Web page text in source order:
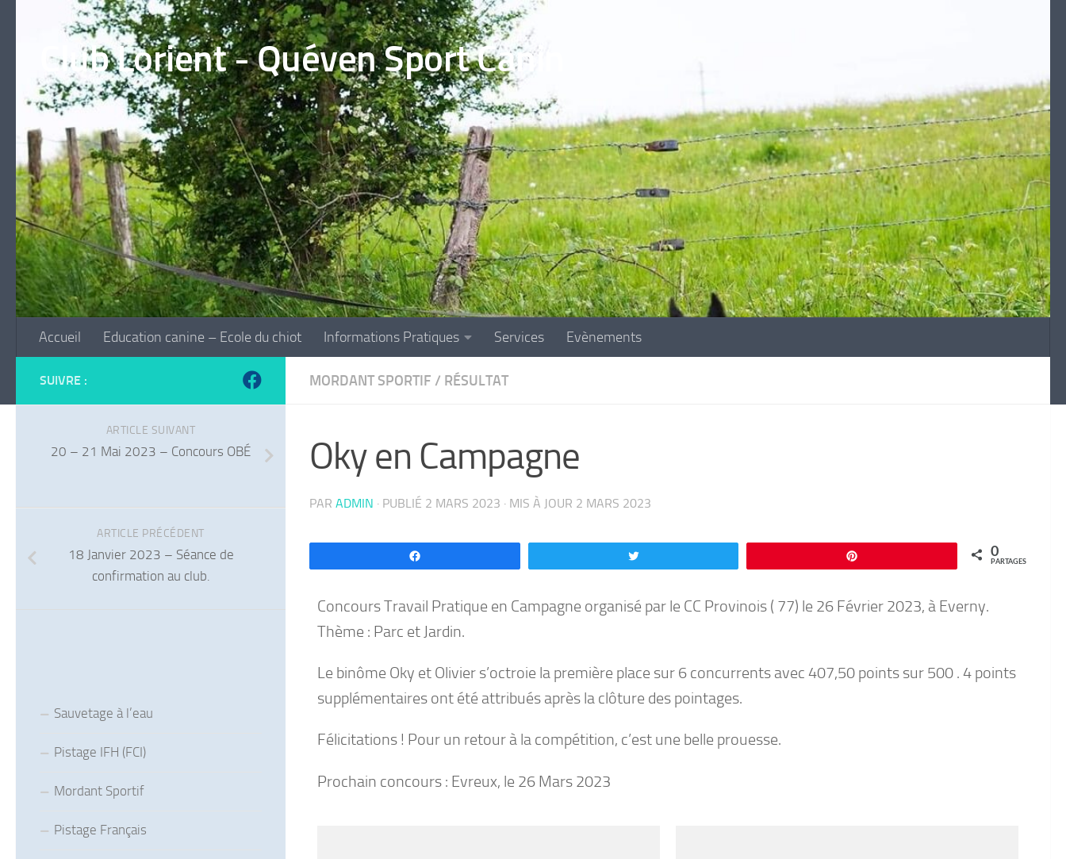
Skip to content
Club Lorient - Quéven Sport Canin
Accueil Education canine – Ecole du chiot Informations Pratiques Services Evènements
MORDANT SPORTIF / RÉSULTAT
Oky en Campagne
PAR ADMIN · PUBLIÉ 2 MARS 2023 · MIS À JOUR 2 MARS 2023
0
PARTAGES
Concours Travail Pratique en Campagne organisé par le CC Provinois ( 77) le 26 Février 2023, à Everny.
Thème : Parc et Jardin.
Le binôme Oky et Olivier s’octroie la première place sur 6 concurrents avec 407,50 points sur 500 . 4 points
supplémentaires ont été attribués après la clôture des pointages.
Félicitations ! Pour un retour à la compétition, c’est une belle prouesse.
Prochain concours : Evreux, le 26 Mars 2023
SUIVRE :
ARTICLE SUIVANT
20 – 21 Mai 2023 – Concours OBÉ
ARTICLE PRÉCÉDENT
18 Janvier 2023 – Séance de
confirmation au club.
Sauvetage à l’eau
Pistage IFH (FCI)
Mordant Sportif
Pistage Français